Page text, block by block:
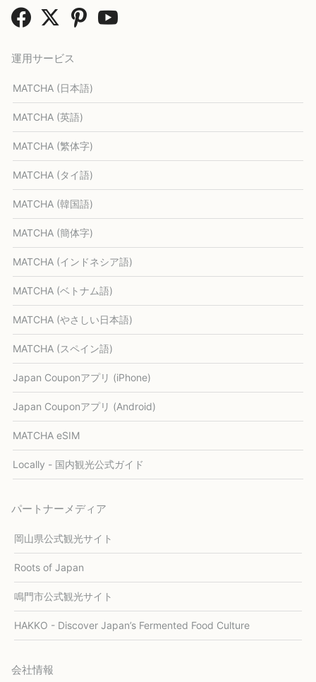
運用サービス
MATCHA (日本語)
MATCHA (英語)
MATCHA (繁体字)
MATCHA (タイ語)
MATCHA (韓国語)
MATCHA (簡体字)
MATCHA (インドネシア語)
MATCHA (ベトナム語)
MATCHA (やさしい日本語)
MATCHA (スペイン語)
Japan Couponアプリ (iPhone)
Japan Couponアプリ (Android)
MATCHA eSIM
Locally - 国内観光公式ガイド
パートナーメディア
岡山県公式観光サイト
Roots of Japan
鳴門市公式観光サイト
HAKKO - Discover Japan’s Fermented Food Culture
会社情報